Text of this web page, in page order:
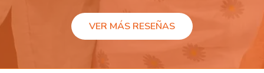
VER MÁS RESEÑAS